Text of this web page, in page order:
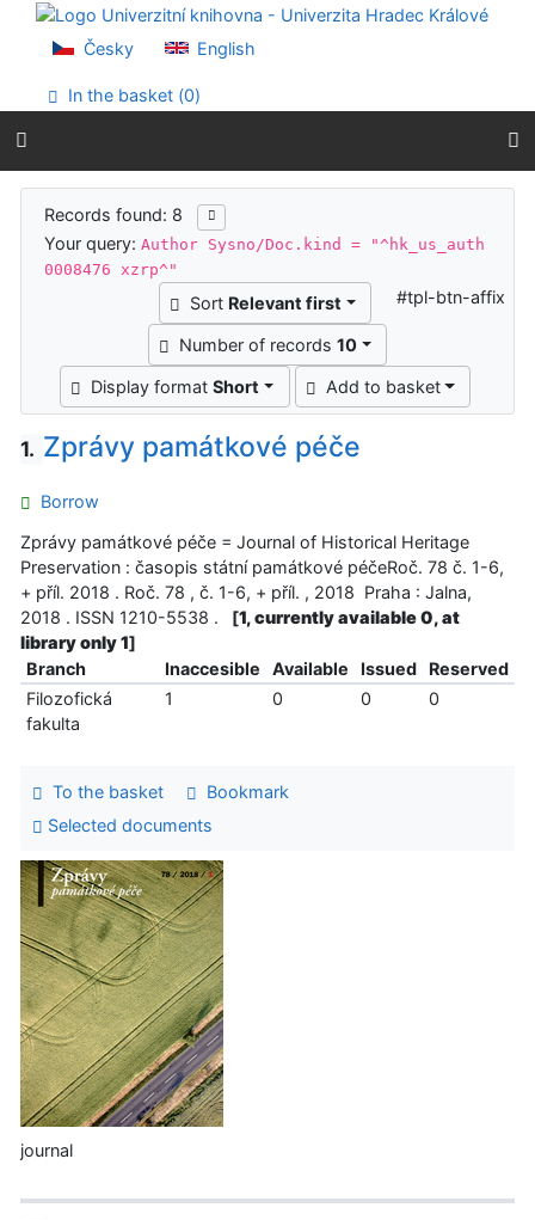
Go to content
Go to menu
Accessibility declaration
Česky English
In the basket (0)
Search results
Records found: 8
Your query:Author Sysno/Doc.kind = "^hk_us_auth
0008476 xzrp^"
Sort Relevant first
Number of records 10
Display formatShort Add to basket
#tpl-btn-affix
1. Zprávy památkové péče
Borrow
Zprávy památkové péče = Journal of Historical Heritage
Preservation : časopis státní památkové péčeRoč. 78 č. 1-6,
+ příl. 2018 . Roč. 78 , č. 1-6, + příl. , 2018 Praha : Jalna,
2018 . ISSN 1210-5538 .
[1, currently available 0, at
library only 1]
Branch
Inaccesible Available Issued
Reserved
Filozofická
fakulta
1 0 0 0
To the basket
Bookmark
Selected documents
journal